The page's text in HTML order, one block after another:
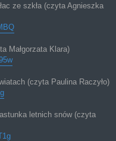
ze szkła (czyta Agnieszka
Małgorzata Klara)
(czyta Paulina Raczyło)
letnich snów (czyta